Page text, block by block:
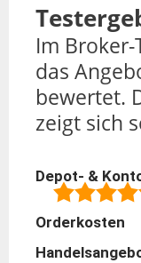
Im
das
bewertet.
zeigt sich
Depot- &
Orderkosten